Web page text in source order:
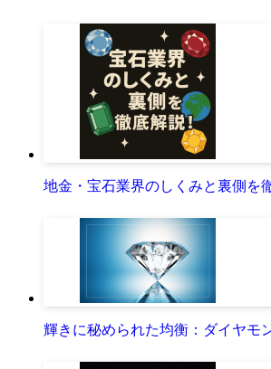
地金・宝石業界のしくみと裏側を
輝きに秘められた均衡：ダイヤモ